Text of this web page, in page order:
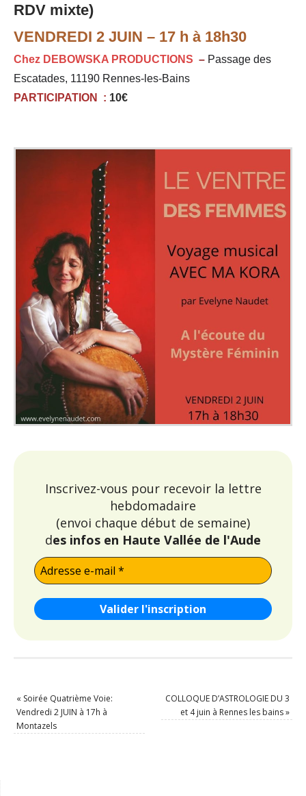
RDV mixte)
VENDREDI 2 JUIN – 17 h à 18h30
Chez DEBOWSKA PRODUCTIONS– Passage des
Escatades, 11190 Rennes-les-Bains
PARTICIPATION : 10€
Inscrivez-vous pour recevoir la lettre
hebdomadaire
(envoi chaque début de semaine)
des infos en Haute Vallée de l'Aude
« Soirée Quatrième Voie:
Vendredi 2 JUIN à 17h à
Montazels
COLLOQUE D’ASTROLOGIE DU 3
et 4 juin à Rennes les bains»